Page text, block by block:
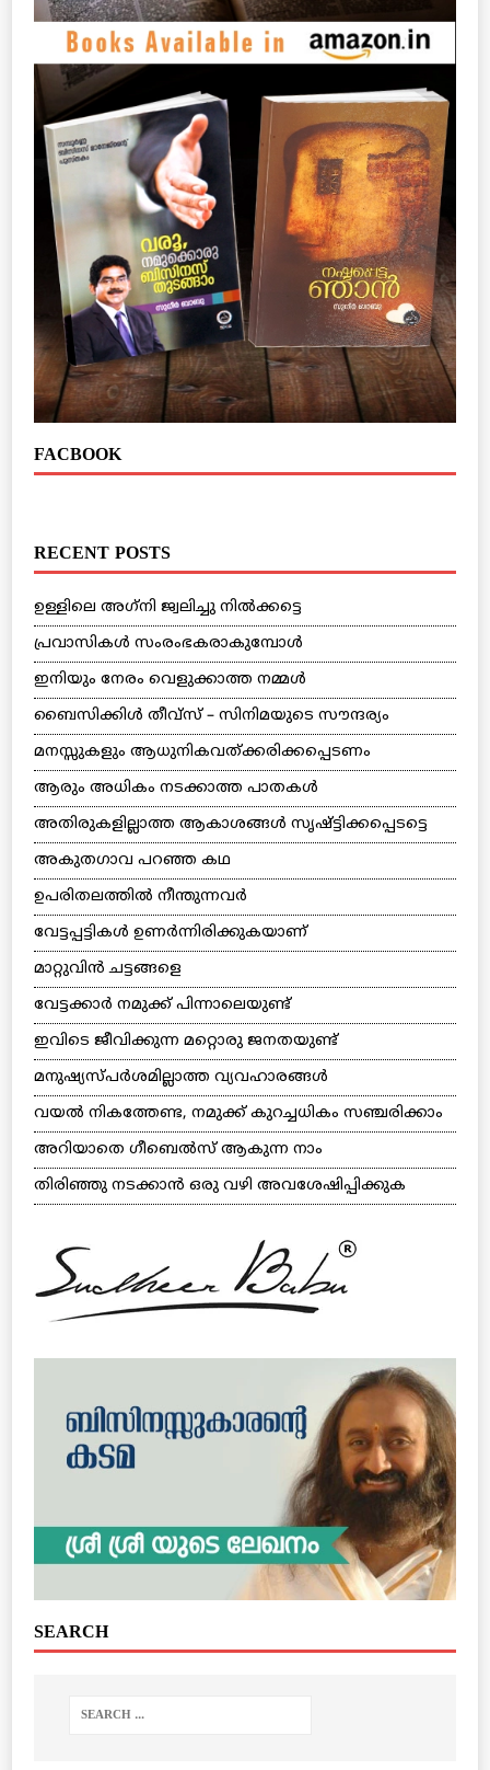
FACBOOK
RECENT POSTS
ഉള്ളിലെ അഗ്‌നി ജ്വലിച്ചു നില്‍ക്കട്ടെ
പ്രവാസികള്‍ സംരംഭകരാകുമ്പോള്‍
ഇനിയും നേരം വെളുക്കാത്ത നമ്മള്‍
ബൈസിക്കിള്‍ തീവ്‌സ് – സിനിമയുടെ സൗന്ദര്യം
മനസ്സുകളും ആധുനികവത്ക്കരിക്കപ്പെടണം
ആരും അധികം നടക്കാത്ത പാതകള്‍
അതിരുകളില്ലാത്ത ആകാശങ്ങള്‍ സൃഷ്ട്ടിക്കപ്പെടട്ടെ
അകുതഗാവ പറഞ്ഞ കഥ
ഉപരിതലത്തില്‍ നീന്തുന്നവര്‍
വേട്ടപ്പട്ടികള്‍ ഉണര്‍ന്നിരിക്കുകയാണ്
മാറ്റുവിന്‍ ചട്ടങ്ങളെ
വേട്ടക്കാര്‍ നമുക്ക് പിന്നാലെയുണ്ട്
ഇവിടെ ജീവിക്കുന്ന മറ്റൊരു ജനതയുണ്ട്
മനുഷ്യസ്പര്‍ശമില്ലാത്ത വ്യവഹാരങ്ങള്‍
വയല്‍ നികത്തേണ്ട, നമുക്ക് കുറച്ചധികം സഞ്ചരിക്കാം
അറിയാതെ ഗീബെല്‍സ് ആകുന്ന നാം
തിരിഞ്ഞു നടക്കാന്‍ ഒരു വഴി അവശേഷിപ്പിക്കുക
SEARCH